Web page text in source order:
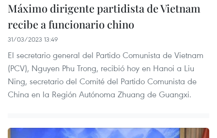
Máximo dirigente partidista de Vietnam
recibe a funcionario chino
31/03/2023 13:49
El secretario general del Partido Comunista de Vietnam
(PCV), Nguyen Phu Trong, recibió hoy en Hanoi a Liu
Ning, secretario del Comité del Partido Comunista de
China en la Región Autónoma Zhuang de Guangxi.